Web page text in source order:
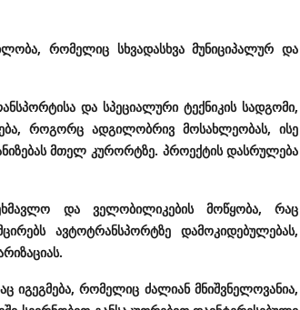
რომელიც სხვადასხვა მუნიციპალურ და
და სპეციალური ტექნიკის სადგომი,
როგორც ადგილობრივ მოსახლეობას, ისე
მთელ კურორტზე. პროექტის დასრულება
და ველობილიკების მოწყობა, რაც
ავტოტრანსპორტზე დამოკიდებულებას,
იგეგმება, რომელიც ძალიან მნიშვნელოვანია,